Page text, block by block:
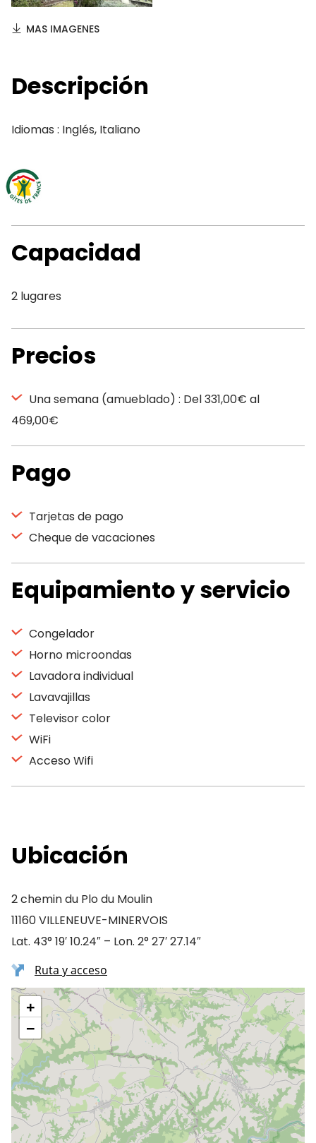
MAS IMAGENES
Descripción
Idiomas : Inglés, Italiano
Capacidad
2 lugares
Precios
Una semana (amueblado) : Del 331,00€ al
469,00€
Pago
Tarjetas de pago
Cheque de vacaciones
Equipamiento y servicio
Congelador
Horno microondas
Lavadora individual
Lavavajillas
Televisor color
WiFi
Acceso Wifi
Ubicación
2 chemin du Plo du Moulin
11160 VILLENEUVE-MINERVOIS
Lat. 43° 19′ 10.24″ – Lon. 2° 27′ 27.14″
Ruta y acceso
+
−